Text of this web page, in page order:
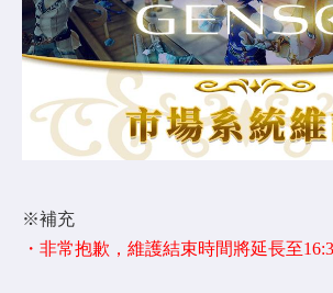
※補充
・非常抱歉，維護結束時間將延長至